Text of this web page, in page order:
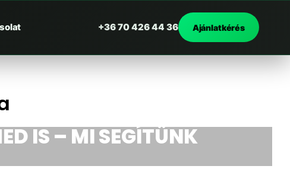
+36 70 426 44 36 Ajánlatkérés
IS – MI SEGÍTÜNK